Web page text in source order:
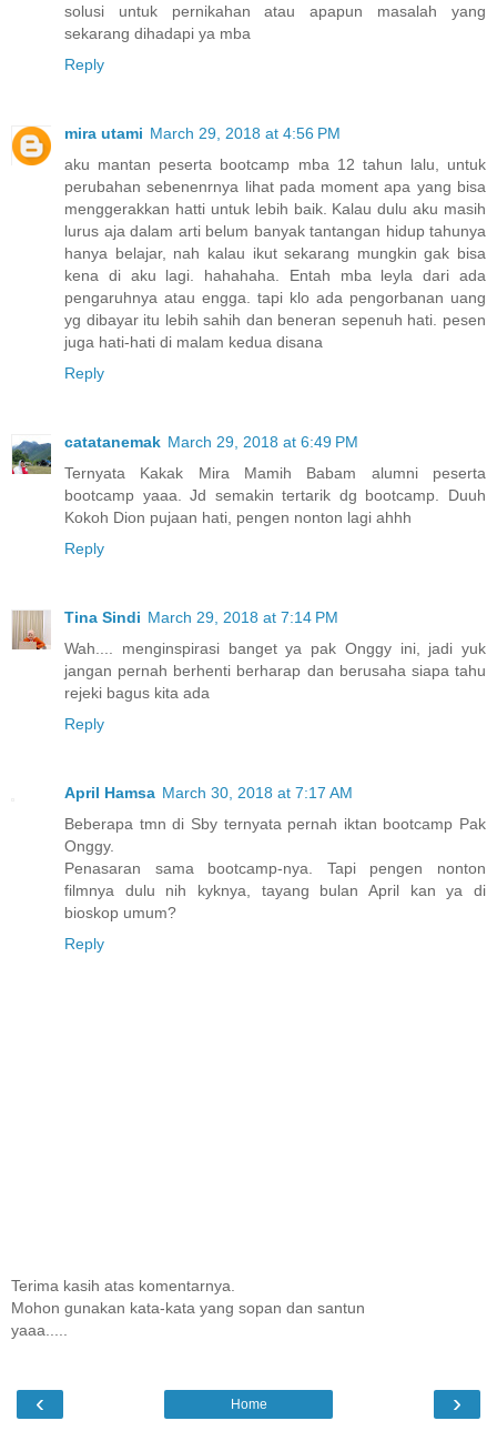
solusi untuk pernikahan atau apapun masalah yang
sekarang dihadapi ya mba
Reply
mira utami March 29, 2018 at 4:56 PM
aku mantan peserta bootcamp mba 12 tahun lalu, untuk
perubahan sebenenrnya lihat pada moment apa yang bisa
menggerakkan hatti untuk lebih baik. Kalau dulu aku masih
lurus aja dalam arti belum banyak tantangan hidup tahunya
hanya belajar, nah kalau ikut sekarang mungkin gak bisa
kena di aku lagi. hahahaha. Entah mba leyla dari ada
pengaruhnya atau engga. tapi klo ada pengorbanan uang
yg dibayar itu lebih sahih dan beneran sepenuh hati. pesen
juga hati-hati di malam kedua disana
Reply
catatanemak March 29, 2018 at 6:49 PM
Ternyata Kakak Mira Mamih Babam alumni peserta
bootcamp yaaa. Jd semakin tertarik dg bootcamp. Duuh
Kokoh Dion pujaan hati, pengen nonton lagi ahhh
Reply
Tina Sindi March 29, 2018 at 7:14 PM
Wah.... menginspirasi banget ya pak Onggy ini, jadi yuk
jangan pernah berhenti berharap dan berusaha siapa tahu
rejeki bagus kita ada
Reply
April Hamsa March 30, 2018 at 7:17 AM
Beberapa tmn di Sby ternyata pernah iktan bootcamp Pak
Onggy.
Penasaran sama bootcamp-nya. Tapi pengen nonton
filmnya dulu nih kyknya, tayang bulan April kan ya di
bioskop umum?
Reply
Terima kasih atas komentarnya.
Mohon gunakan kata-kata yang sopan dan santun
yaaa.....
‹ ›
Home